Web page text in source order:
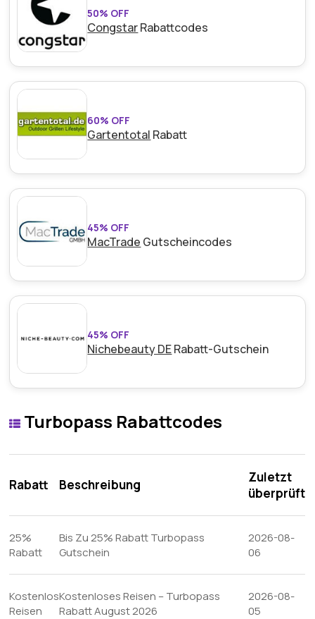
50% OFF
CongstarRabattcodes
60% OFF
Gartentotal Rabatt
45% OFF
MacTrade Gutscheincodes
45% OFF
Nichebeauty DERabatt-Gutschein
Turbopass Rabattcodes
Rabatt Beschreibung
Zuletzt
überprüft
25%
Rabatt
Bis Zu 25% Rabatt Turbopass
Gutschein
2026-08-
06
Kostenlos
Reisen
Kostenloses Reisen – Turbopass
Rabatt August 2026
2026-08-
05